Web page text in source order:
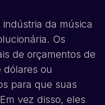
da música
Os
de orçamentos de
dólares ou
para que suas
vez disso, eles